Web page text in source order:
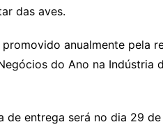
das aves.
promovido anualmente pela
do Ano na Indústria
de entrega será no dia 29